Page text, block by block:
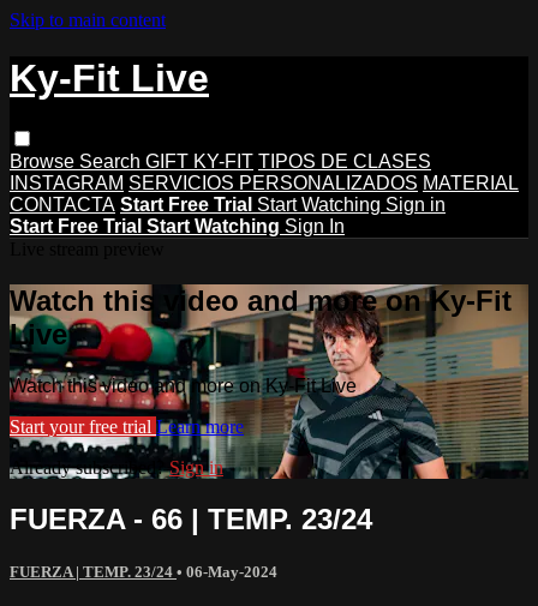
Skip to main content
Ky-Fit Live
Browse Search GIFT KY-FIT TIPOS DE CLASES
INSTAGRAM SERVICIOS PERSONALIZADOS MATERIAL
CONTACTA Start Free Trial Start Watching Sign in
Start Free Trial Start Watching Sign In
Watch this video and more on Ky-Fit
Live
Watch this video and more on Ky-Fit Live
Start your free trial Learn more
Already subscribed?Sign in
FUERZA - 66 | TEMP. 23/24
FUERZA | TEMP. 23/24 • 06-May-2024